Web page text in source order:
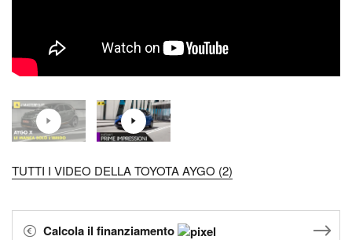
TUTTI I VIDEO DELLA TOYOTA AYGO (2)
Calcola il finanziamento